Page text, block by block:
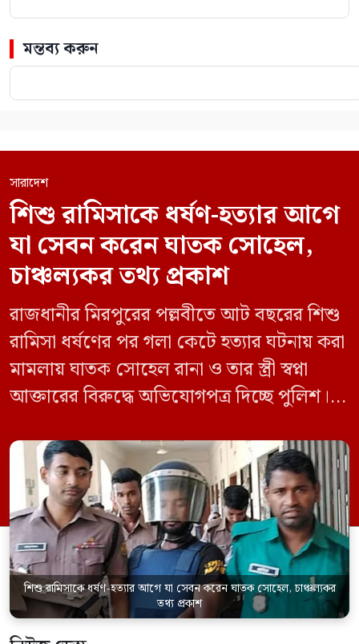
মন্তব্য করুন
সারাদেশ
শিশু রামিসাকে ধর্ষণ-হত্যার আগে
যা সেবন করেন ঘাতক সোহেল,
চাঞ্চল্যকর তথ্য প্রকাশ
রাজধানীর মিরপুরের পল্লবীতে আট বছরের শিশু
রামিসা ধর্ষণের পর গলা কেটে হত্যার ঘটনায় করা
মামলায় ঘাতক সোহেল রানা ও তার স্ত্রী স্বপ্না
আক্তারের বিরুদ্ধে অভিযোগপত্র দিচ্ছে পুলিশ।
সেবন করেছিলেন বলে জবানবন্দিতে
জানিয়েছেন আসামি। রোববার (২৪ মে) সকালে
মামলার তদন্ত কর্মকর্তা পল্লবী থানার উপ-
পরিদর্শক অহিদুজ্জামান এ তথ্য নিছিত করেন।
তিনি বলেন, […]
শিশু রামিসাকে ধর্ষণ-হত্যার আগে যা সেবন করেন ঘাতক সোহেল, চাঞ্চল্যকর
তথ্য প্রকাশ